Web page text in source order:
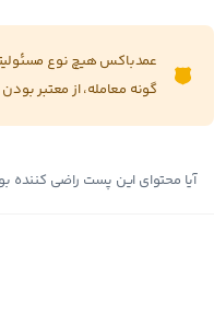
عمدباکس هیچ نوع
گونه معامله، از معتبر
آیا محتوای این پست راضی کننده